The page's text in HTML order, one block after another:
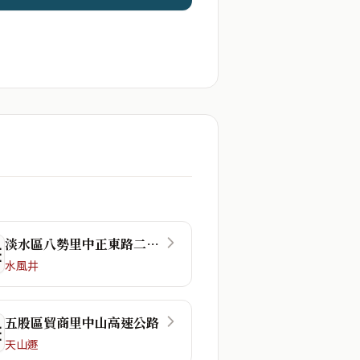
淡水區八勢里中正東路二段48巷
水風井
五股區貿商里中山高速公路
天山遯